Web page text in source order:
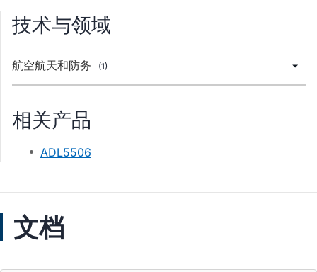
技术与领域
航空航天和防务 (1)
相关产品
ADL5506
文档